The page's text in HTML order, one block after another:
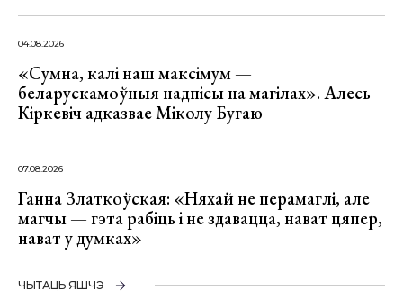
04.08.2026
«Сумна, калі наш максімум —
беларускамоўныя надпісы на магілах». Алесь
Кіркевіч адказвае Міколу Бугаю
07.08.2026
Ганна Златкоўская: «Няхай не перамаглі, але
магчы — гэта рабіць і не здавацца, нават цяпер,
нават у думках»
ЧЫТАЦЬ ЯШЧЭ